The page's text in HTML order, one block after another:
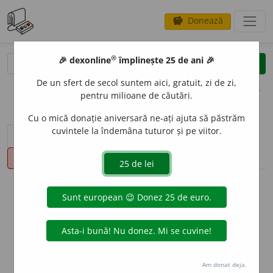
savings Donează
clear
opțiuni
sinteza definițiilor (1) definiții (6)
declinări
info
Aceste definiții sunt compilate de
echipa dexonline. Definițiile
originale se află pe filadefiniții.
Puteți reordona filele pe pagina de
🎉 dexonline® împlinește 25 de ani 🎉
De un sfert de secol suntem aici, gratuit, zi de zi,
pentru milioane de căutări.
Cu o mică donație aniversară ne-ați ajuta să păstrăm
cuvintele la îndemâna tuturor și pe viitor.
Am donat deja.